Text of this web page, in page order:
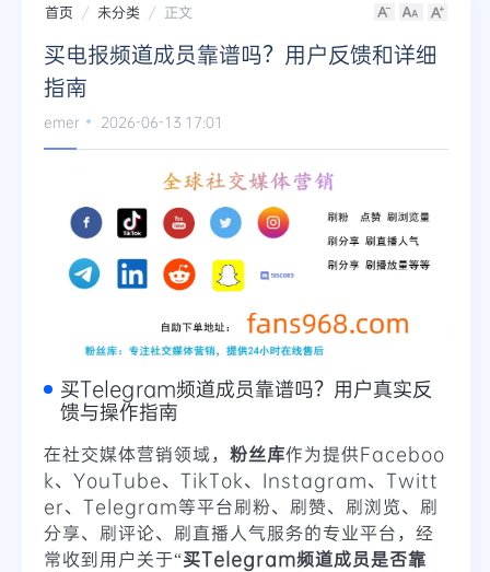
首页 未分类 正文
买电报频道成员靠谱吗？用户反馈和详细
指南
emer 2026-06-13 17:01
买Telegram频道成员靠谱吗？用户真实反
馈与操作指南
在社交媒体营销领域， 粉丝库作为提供Faceboo
k、YouTube、TikTok、Instagram、Twitt
er、Telegram等平台刷粉、刷赞、刷浏览、刷
分享、刷评论、刷直播人气服务的专业平台，经
常收到用户关于“买Telegram频道成员是否靠